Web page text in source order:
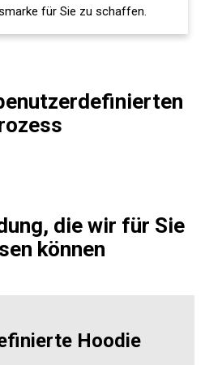
für Sie zu schaffen.
die wir für Sie
können
Hoodie